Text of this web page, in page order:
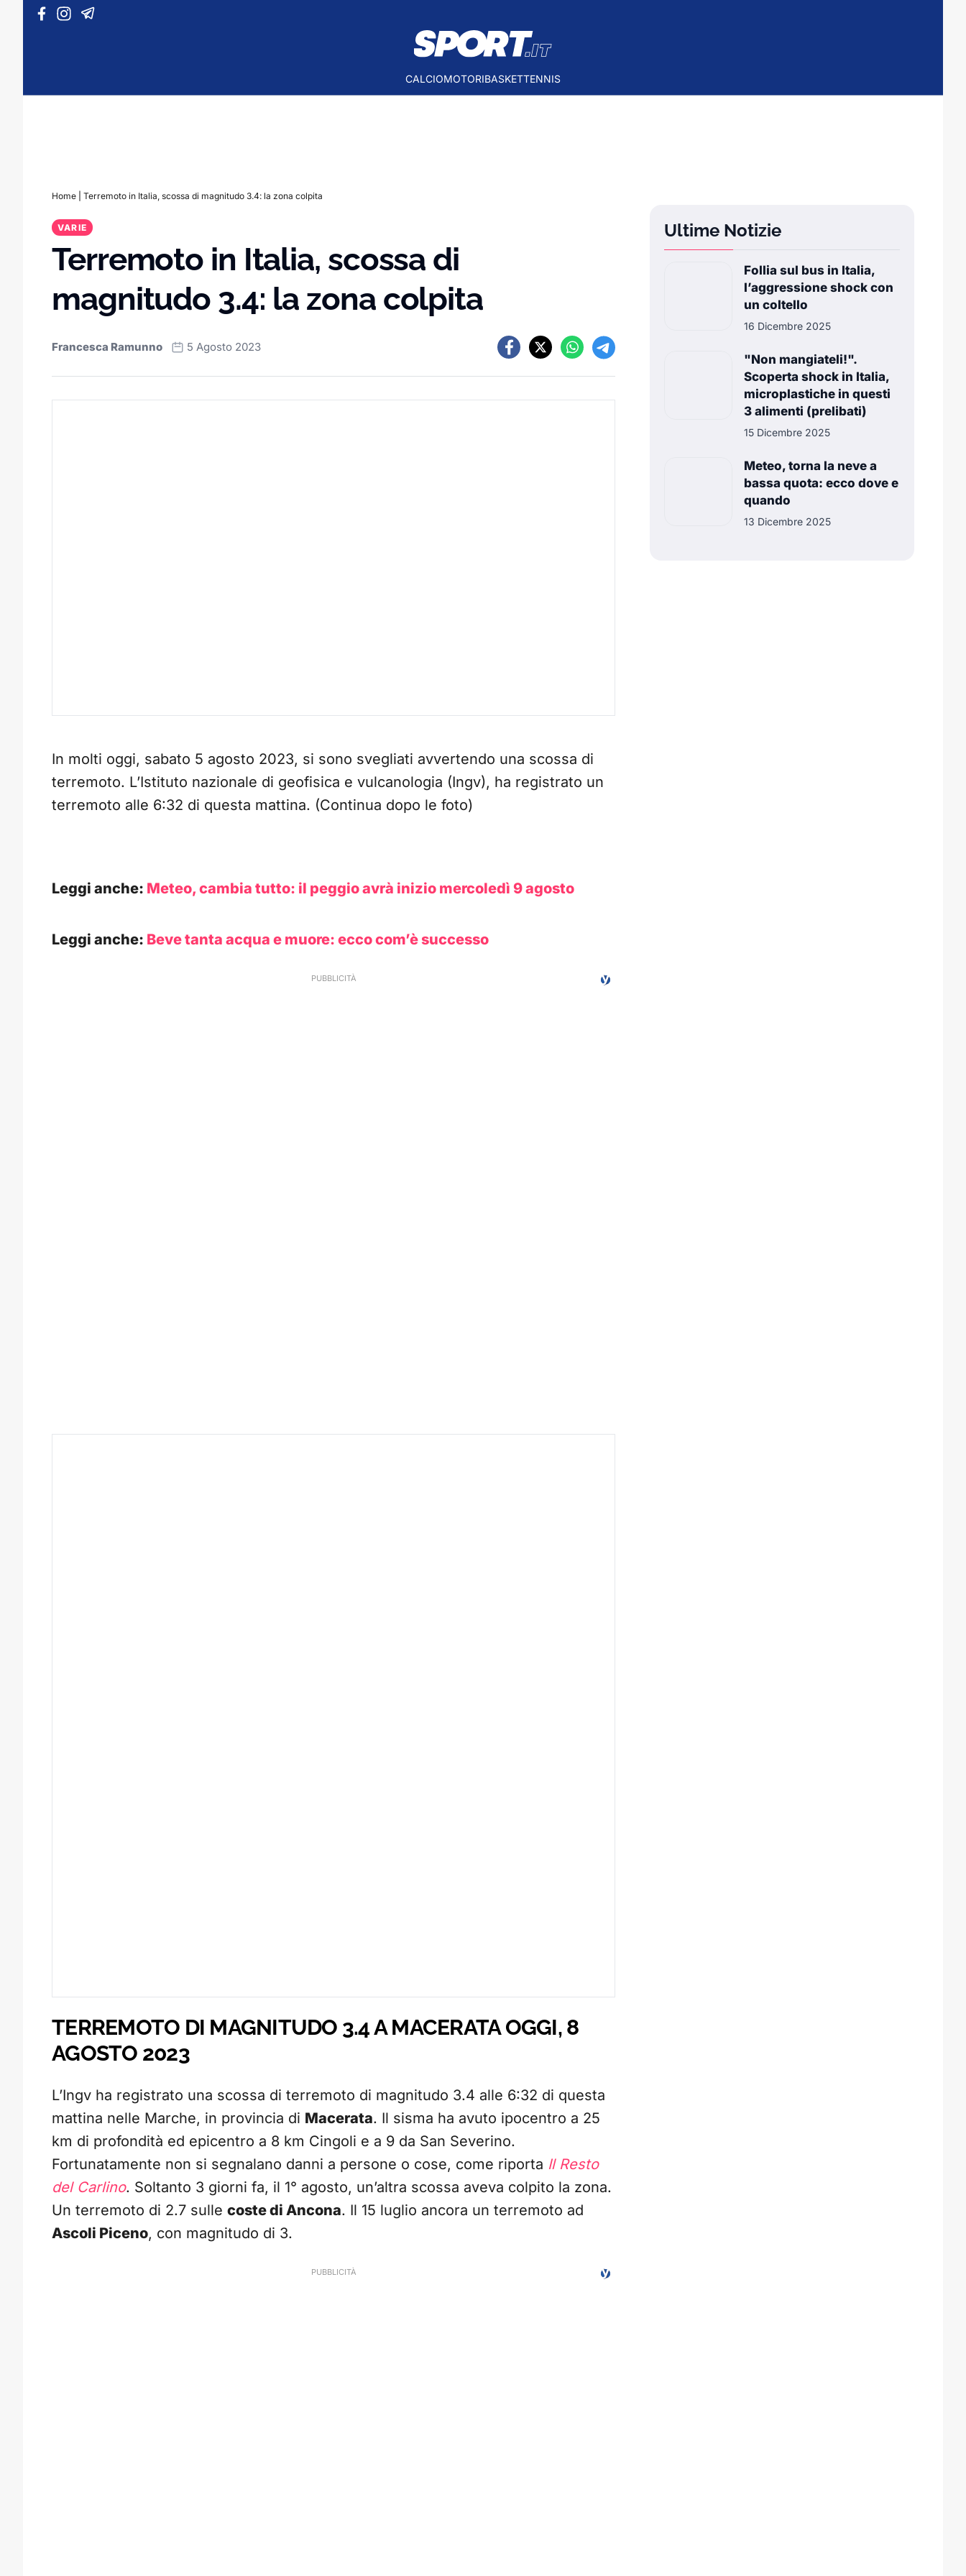
Vai al contenuto
CALCIOMOTORIBASKETTENNIS
Home Terremoto in Italia, scossa di magnitudo 3.4: la zona colpita
VARIE
Terremoto in Italia, scossa di
magnitudo 3.4: la zona colpita
Francesca Ramunno 5 Agosto 2023
In molti oggi, sabato 5 agosto 2023, si sono svegliati avvertendo una scossa di
terremoto. L’Istituto nazionale di geofisica e vulcanologia (Ingv), ha registrato un
terremoto alle 6:32 di questa mattina. (Continua dopo le foto)
Leggi anche: Meteo, cambia tutto: il peggio avrà inizio mercoledì 9 agosto
Leggi anche: Beve tanta acqua e muore: ecco com’è successo
TERREMOTO DI MAGNITUDO 3.4 A MACERATA OGGI, 8
AGOSTO 2023
L’Ingv ha registrato una scossa di terremoto di magnitudo 3.4 alle 6:32 di questa
mattina nelle Marche, in provincia di Macerata. Il sisma ha avuto ipocentro a 25
km di profondità ed epicentro a 8 km Cingoli e a 9 da San Severino.
Fortunatamente non si segnalano danni a persone o cose, come riporta Il Resto
del Carlino. Soltanto 3 giorni fa, il 1° agosto, un’altra scossa aveva colpito la zona.
Un terremoto di 2.7 sulle coste di Ancona. Il 15 luglio ancora un terremoto ad
Ascoli Piceno, con magnitudo di 3.
Ultime Notizie
Follia sul bus in Italia,
l’aggressione shock con
un coltello
16 Dicembre 2025
"Non mangiateli!".
Scoperta shock in Italia,
microplastiche in questi
3 alimenti (prelibati)
15 Dicembre 2025
Meteo, torna la neve a
bassa quota: ecco dove e
quando
13 Dicembre 2025